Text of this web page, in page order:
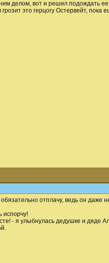
делом, вот и решил подождать
это герцогу Остервейт, пока
отплачу, ведь он даже
испорчу!
- я улыбнулась дедушке и дяде